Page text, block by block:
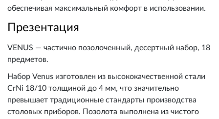
обеспечивая максимальный комфорт в использовании.
Презентация
VENUS — частично позолоченный, десертный набор, 18
предметов.
Набор Venus изготовлен из высококачественной стали
CrNi 18/10 толщиной до 4 мм, что значительно
превышает традиционные стандарты производства
столовых приборов. Позолота выполнена из чистого